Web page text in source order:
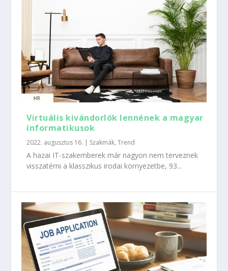
Virtuális kivándorlók lennének a magyar
informatikusok
2022. augusztus 16. | Szakmák,Trend
A hazai IT-szakemberek már nagyon nem terveznek
visszatérni a klasszikus irodai környezetbe, 93...